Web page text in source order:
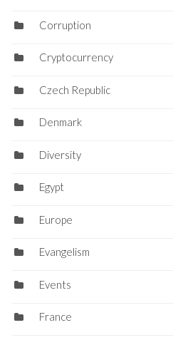
Corruption
Cryptocurrency
Czech Republic
Denmark
Diversity
Egypt
Europe
Evangelism
Events
France